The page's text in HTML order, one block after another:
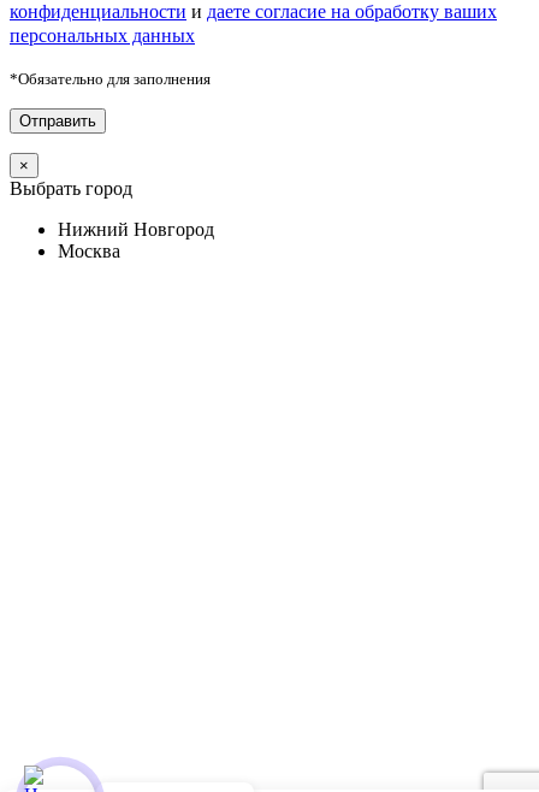
конфиденциальности и даете согласие на обработку ваших
персональных данных
*Обязательно для заполнения
×
Выбрать город
Нижний Новгород
Москва